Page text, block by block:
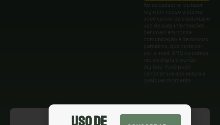
Ao se cadastrar ou fazer
login em nosso sistema,
você concorda e autoriza o
uso de suas informações
pessoais em nossa
comunicação e de nossos
parceiros, que pode ser
por e-mail, SMS ou outros
meios digitais ou não
digitais. Você pode
cancelar sua assinatura a
qualquer momento.